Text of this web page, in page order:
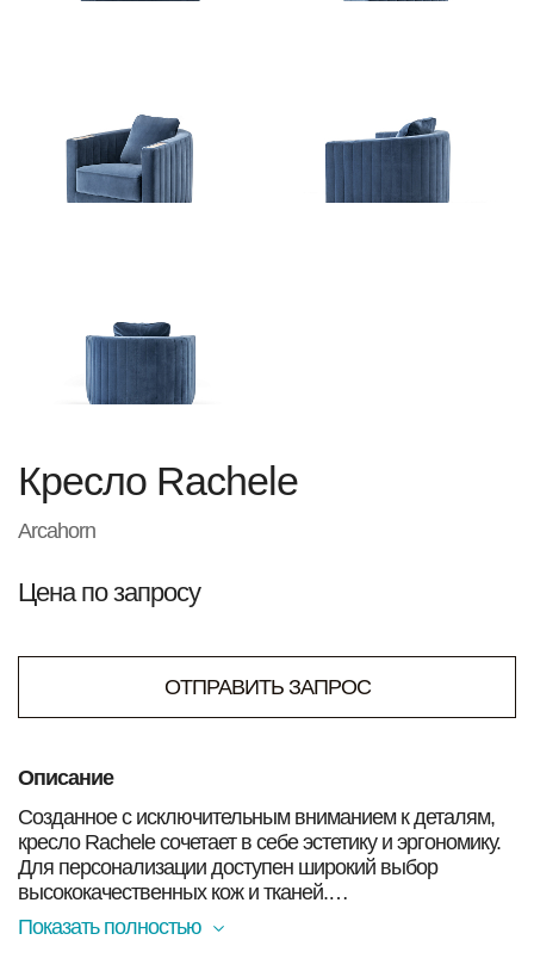
Кресло Rachele
Arcahorn
Цена по запросу
ОТПРАВИТЬ ЗАПРОС
Описание
Созданное с исключительным вниманием к деталям,
кресло Rachele сочетает в себе эстетику и эргономику.
Для персонализации доступен широкий выбор
высококачественных кож и тканей.
Показать полностью